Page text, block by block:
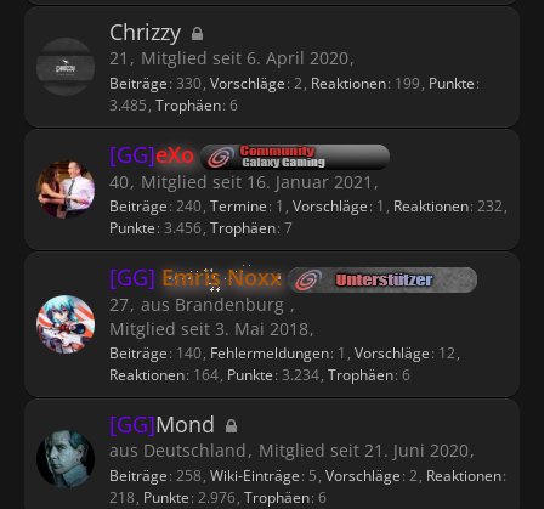
Chrizzy
21 Mitglied seit 6. April 2020
Beiträge 330 Vorschläge 2 Reaktionen 199 Punkte
3.485 Trophäen 6
[GG]eXo
40 Mitglied seit 16. Januar 2021
Beiträge 240 Termine 1 Vorschläge 1 Reaktionen 232
Punkte 3.456 Trophäen 7
[GG] Emris Noxx
27 aus Brandenburg
Mitglied seit 3. Mai 2018
Beiträge 140 Fehlermeldungen 1 Vorschläge 12
Reaktionen 164 Punkte 3.234 Trophäen 6
[GG]Mond
aus Deutschland Mitglied seit 21. Juni 2020
Beiträge 258 Wiki-Einträge 5 Vorschläge 2 Reaktionen
218 Punkte 2.976 Trophäen 6